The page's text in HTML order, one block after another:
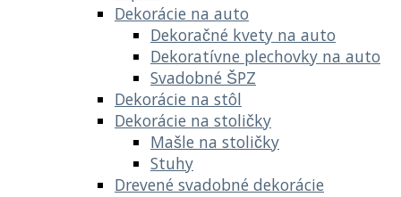
Dekorácie na auto
Dekoračné kvety na auto
Dekoratívne plechovky na auto
Svadobné ŠPZ
Dekorácie na stôl
Dekorácie na stoličky
Mašle na stoličky
Stuhy
Drevené svadobné dekorácie